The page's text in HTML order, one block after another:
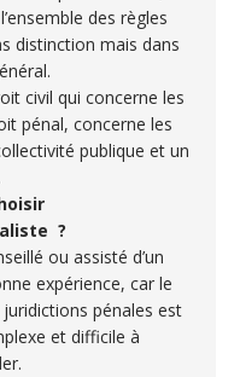
des règles
distinction mais dans
civil qui concerne les
pénal, concerne les
publique et un
?
ou assisté d’un
expérience, car le
pénales est
et difficile à